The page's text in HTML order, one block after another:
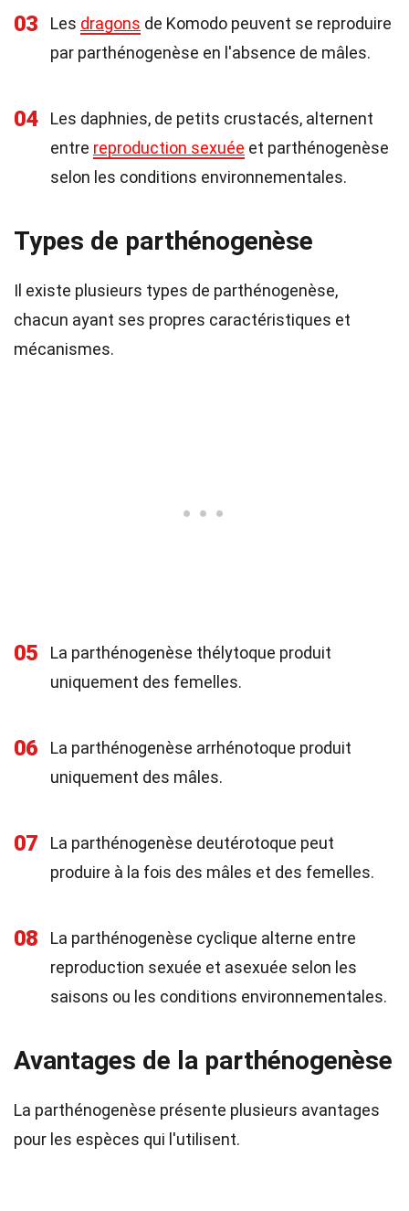
03 Les dragons de Komodo peuvent se reproduire
par parthénogenèse en l'absence de mâles.
04
Les daphnies, de petits crustacés, alternent
entre reproduction sexuée et parthénogenèse
selon les conditions environnementales.
Types de parthénogenèse
Il existe plusieurs types de parthénogenèse,
chacun ayant ses propres caractéristiques et
mécanismes.
05
La parthénogenèse thélytoque produit
uniquement des femelles.
06
La parthénogenèse arrhénotoque produit
uniquement des mâles.
07
La parthénogenèse deutérotoque peut
produire à la fois des mâles et des femelles.
08
La parthénogenèse cyclique alterne entre
reproduction sexuée et asexuée selon les
saisons ou les conditions environnementales.
Avantages de la parthénogenèse
La parthénogenèse présente plusieurs avantages
pour les espèces qui l'utilisent.